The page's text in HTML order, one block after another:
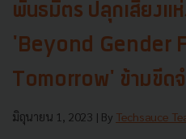
พันธมิตร ปลุกเสียงแห่
'Beyond Gender
Tomorrow' ข้ามขีด
มิถุนายน 1, 2023 | By Techsauce